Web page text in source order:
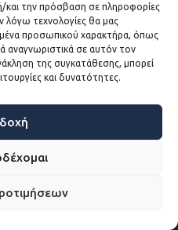
την πρόσβαση σε πληροφορίες
λόγω τεχνολογίες θα μας
προσωπικού χαρακτήρα, όπως
αναγνωριστικά σε αυτόν τον
της συγκατάθεσης, μπορεί
και δυνατότητες.
GROUP - ΣΥΝΕΡΓΑΣΙΑ Α.Ε.